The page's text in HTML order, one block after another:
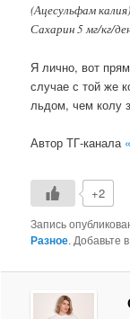
(Ацесульфам
Сахарин 5 мг/кг/
Я лично, вот
случае с той же
льдом, чем колу
Автор ТГ-канала
+2
Запись
Разное. Добавьте